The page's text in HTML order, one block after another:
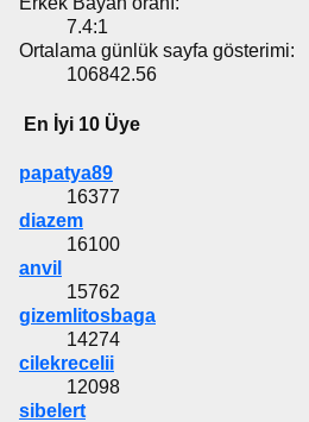
7.4:1
Ortalama günlük sayfa gösterimi:
106842.56
En İyi 10 Üye
papatya89
16377
diazem
16100
anvil
15762
gizemlitosbaga
14274
cilekrecelii
12098
sibelert